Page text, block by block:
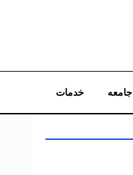
جامعه خدمات
جستجو